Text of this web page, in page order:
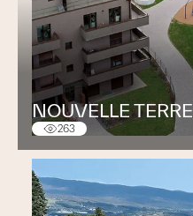
NOUVELLE TERRE
263